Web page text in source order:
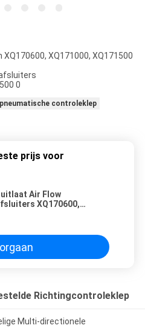
XQ170600, XQ171000, XQ171500
pneumatische controleklep
prijs voor
uitlaat Air Flow
XQ170600,
Richtingcontroleklep
Multi-directionele